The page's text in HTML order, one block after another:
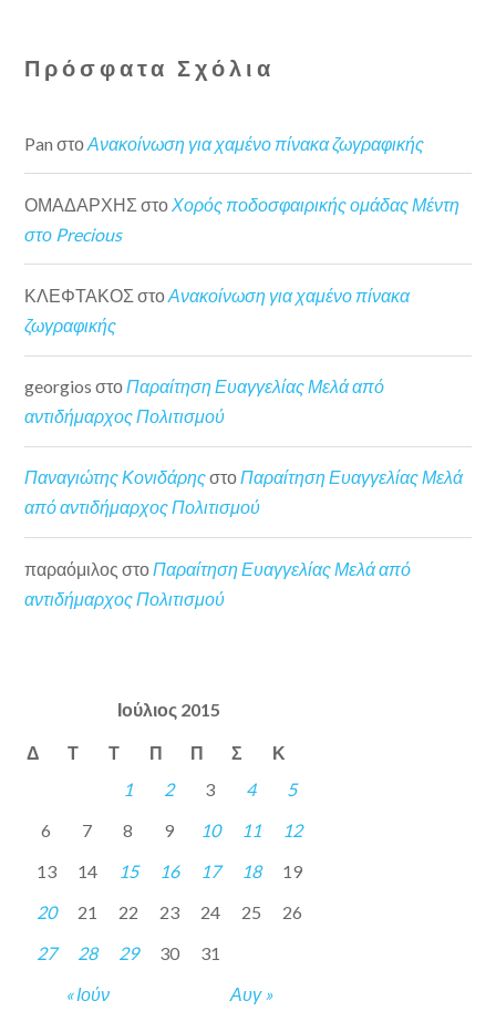
Πρόσφατα Σχόλια
Pan στοΑνακοίνωση για χαμένο πίνακα ζωγραφικής
ΟΜΑΔΑΡΧΗΣ στοΧορός ποδοσφαιρικής ομάδας Μέντη
στο Precious
ΚΛΕΦΤΑΚΟΣ στοΑνακοίνωση για χαμένο πίνακα
ζωγραφικής
georgios στοΠαραίτηση Ευαγγελίας Μελά από
αντιδήμαρχος Πολιτισμού
Παναγιώτης ΚονιδάρηςστοΠαραίτηση Ευαγγελίας Μελά
από αντιδήμαρχος Πολιτισμού
παραόμιλος στο Παραίτηση Ευαγγελίας Μελά από
αντιδήμαρχος Πολιτισμού
Ιούλιος 2015
Δ Τ Τ Π Π Σ Κ
« Ιούν Αυγ »
1 2 3 4
5
6
7 8 9 10 11
12
13
14 15 16 17 18
19
20
21 22 23 24 25
26
27
28 29 30 31